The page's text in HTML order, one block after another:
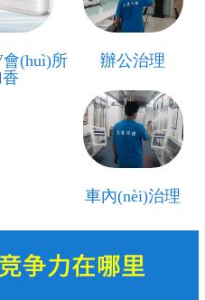
(huì)所
辦公治理
車內(nèi)治理